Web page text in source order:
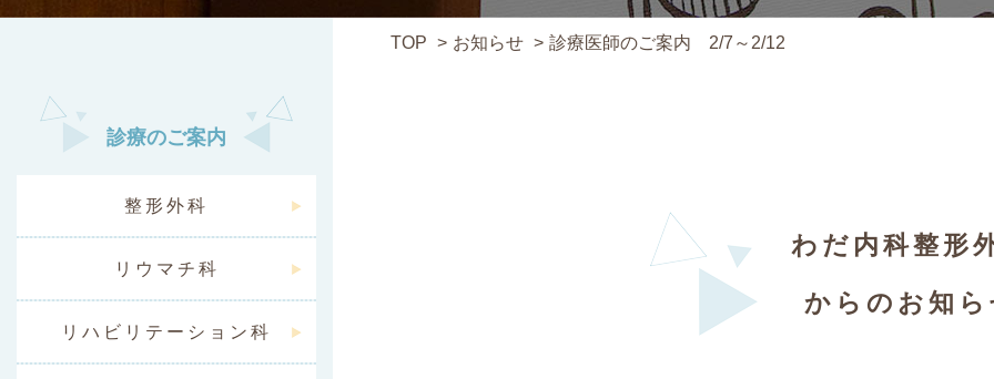
TOP お知らせ 診療医師のご案内 2/7～2/12
わだ内科整形
からのお知
診療のご案内
整形外科
リウマチ科
リハビリテーション科